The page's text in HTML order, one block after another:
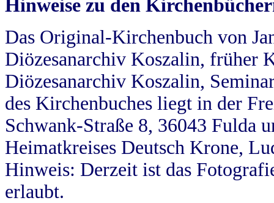
Hinweise zu den
Das Original-Kirchenbuch von
Diözesanarchiv Koszalin, früher
Diözesanarchiv Koszalin,
des Kirchenbuches liegt in der
Schwank-Straße 8, 36043 Fulda
Heimatkreises Deutsch Krone,
Hinweis: Derzeit ist das
erlaubt.